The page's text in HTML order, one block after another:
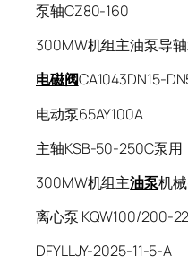
泵轴CZ80-160
300MW机组主油泵导
电磁阀CA1043DN15-
电动泵65AY100A
主轴KSB-50-250C泵用
300MW机组主油泵机
离心泵 KQW100/200-
DFYLLJY-2025-11-5-A